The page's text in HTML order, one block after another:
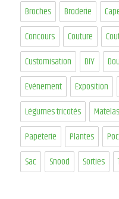
Broches
Broderie
Concours
Couture
Customisation
DIY
Evénement
Exposition
Légumes tricotés
Papeterie
Plantes
Sac
Snood Sorties